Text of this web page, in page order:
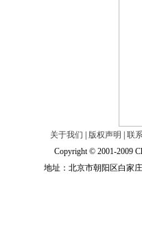
关于我们 版权声明
联
Copyright © 2001-2009
地址：北京市朝阳区白家